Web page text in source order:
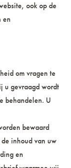
ook op de
en
om vragen te
u gevraagd wordt
behandelen. U
bewaard
inhoud van uw
en